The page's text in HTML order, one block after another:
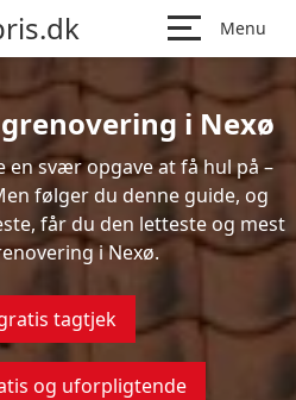
Menu
i Nexø
svær opgave at få hul på –
følger du denne guide, og
får du den letteste og mest
i Nexø.
tagtjek
og uforpligtende